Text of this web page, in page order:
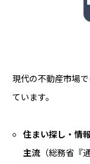
現代の不動産市場
ています。
住まい探し・情
主流 （総務省